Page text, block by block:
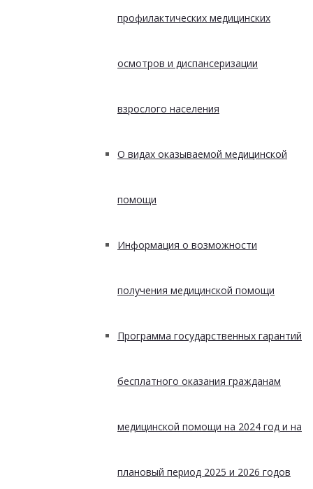
профилактических медицинских
осмотров и диспансеризации
взрослого населения
О видах оказываемой медицинской
помощи
Информация о возможности
получения медицинской помощи
Программа государственных гарантий
бесплатного оказания гражданам
медицинской помощи на 2024 год и на
плановый период 2025 и 2026 годов